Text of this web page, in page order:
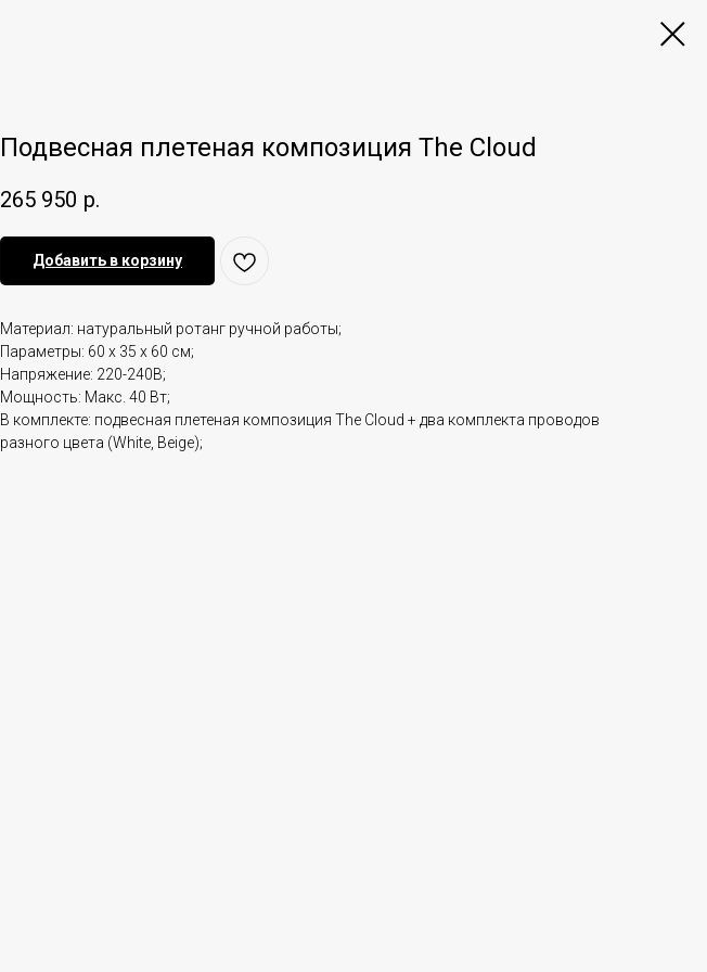
Подвесная плетеная композиция The Cloud
265 950 р.
Добавить в корзину
Материал: натуральный ротанг ручной работы;
Параметры: 60 x 35 x 60 см;
Напряжение: 220-240В;
Мощность: Макс. 40 Вт;
В комплекте: подвесная плетеная композиция The Cloud + два комплекта проводов
разного цвета (White, Beige);